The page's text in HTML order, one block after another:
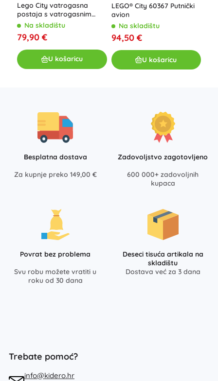
Lego City vatrogasna
postaja s vatrogasnim
vozilom
Na skladištu
79,90 €
U košaricu
LEGO® City 60367 Putnički
avion
Na skladištu
94,50 €
U košaricu
Besplatna dostava
Za kupnje preko 149,00 €
Zadovoljstvo zagotovljeno
600 000+ zadovoljnih
kupaca
Povrat bez problema
Svu robu možete vratiti u
roku od 30 dana
Deseci tisuća artikala na
skladištu
Dostava već za 3 dana
Trebate pomoć?
info@kidero.hr